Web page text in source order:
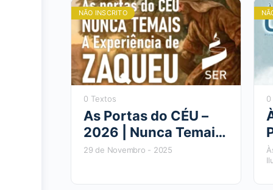
NÃO INSCRITO
0 Textos
As Portas do CÉU –
2026 | Nunca Temais:
O SICÔMORO DE
29 de Novembro - 2025
0